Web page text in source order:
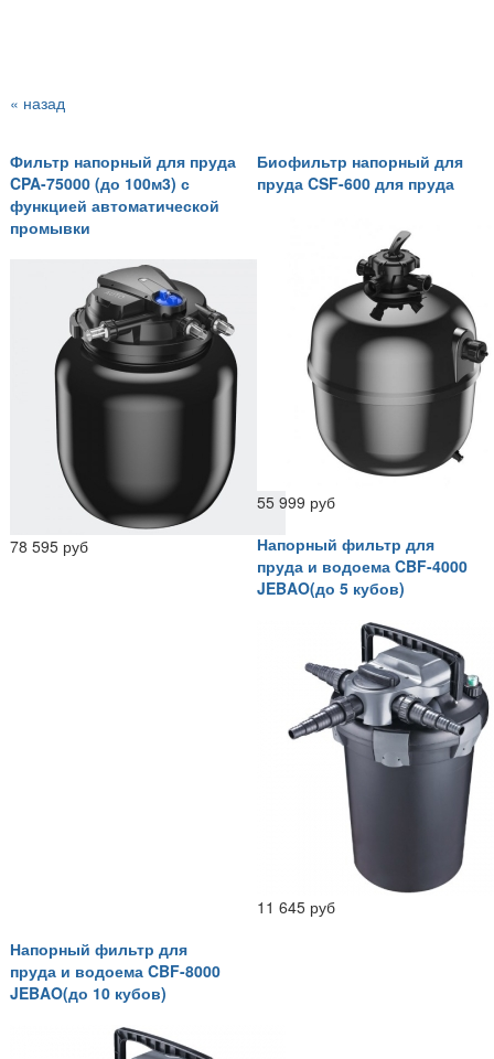
« назад
Фильтр напорный для пруда
CPA-75000 (до 100м3) с
функцией автоматической
промывки
78 595 руб
Биофильтр напорный для
пруда CSF-600 для пруда
55 999 руб
Напорный фильтр для
пруда и водоема CBF-4000
JEBAO(до 5 кубов)
11 645 руб
Напорный фильтр для
пруда и водоема CBF-8000
JEBAO(до 10 кубов)